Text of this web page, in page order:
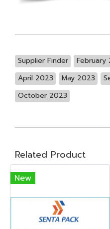
Supplier Finder February
April 2023
May 2023
October 2023
Related Product
New